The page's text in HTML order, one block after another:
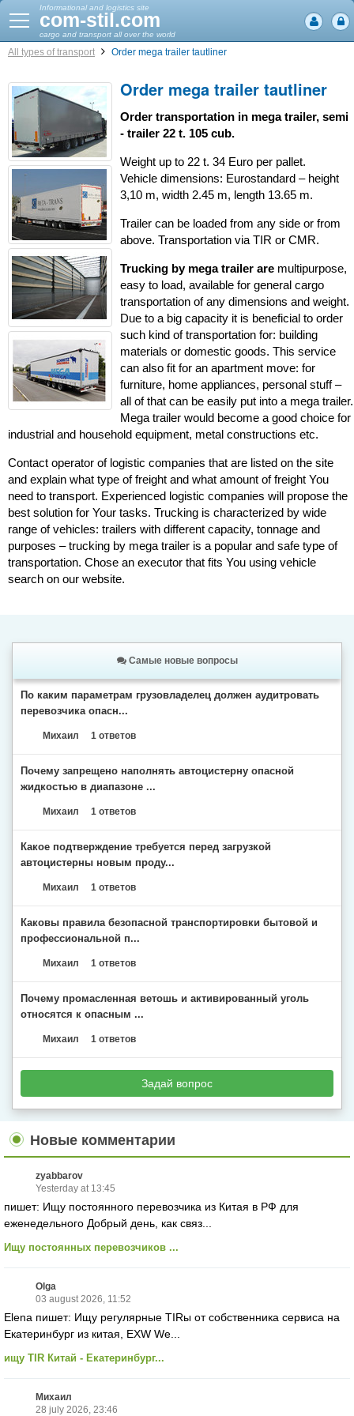
Informational and logistics site
com-stil.com
cargo and transport all over the world
All types of transport Order mega trailer tautliner
Order mega trailer tautliner
Order transportation in mega trailer, semi
- trailer 22 t. 105 cub.
Weight up to 22 t. 34 Euro per pallet.
Vehicle dimensions: Eurostandard – height
3,10 m, width 2.45 m, length 13.65 m.
Trailer can be loaded from any side or from
above. Transportation via TIR or CMR.
Trucking by mega trailer are multipurpose,
easy to load, available for general cargo
transportation of any dimensions and weight.
Due to a big capacity it is beneficial to order
such kind of transportation for: building
materials or domestic goods. This service
can also fit for an apartment move: for
furniture, home appliances, personal stuff –
all of that can be easily put into a mega trailer.
Mega trailer would become a good choice for
industrial and household equipment, metal constructions etc.
Contact operator of logistic companies that are listed on the site
and explain what type of freight and what amount of freight You
need to transport. Experienced logistic companies will propose the
best solution for Your tasks. Trucking is characterized by wide
range of vehicles: trailers with different capacity, tonnage and
purposes – trucking by mega trailer is a popular and safe type of
transportation. Chose an executor that fits You using vehicle
search on our website.
Самые новые вопросы
По каким параметрам грузовладелец должен аудитровать
перевозчика опасн...
Михаил 1 ответов
Почему запрещено наполнять автоцистерну опасной
жидкостью в диапазоне ...
Михаил 1 ответов
Какое подтверждение требуется перед загрузкой
автоцистерны новым проду...
Михаил 1 ответов
Каковы правила безопасной транспортировки бытовой и
профессиональной п...
Михаил 1 ответов
Почему промасленная ветошь и активированный уголь
относятся к опасным ...
Михаил 1 ответов
Задай вопрос
Новые комментарии
zyabbarov
Yesterday at 13:45
пишет: Ищу постоянного перевозчика из Китая в РФ для
еженедельного Добрый день, как связ...
Ищу постоянных перевозчиков ...
Olga
03 august 2026, 11:52
Elena пишет: Ищу регулярные TIRы от собственника сервиса на
Екатеринбург из китая, EXW We...
ищу TIR Китай - Екатеринбург...
Михаил
28 july 2026, 23:46